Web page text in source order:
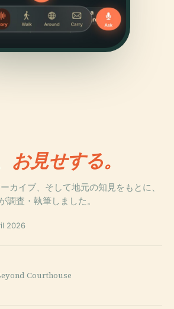
お見せする。
カイブ、そして地元の知見をもとに、
査・執筆しました。
2026
Courthouse